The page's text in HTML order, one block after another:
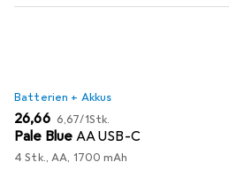
Batterien + Akkus
EUR
26,66 EUR
6,67/1Stk.
Pale Blue AA USB-C
4 Stk., AA, 1700 mAh